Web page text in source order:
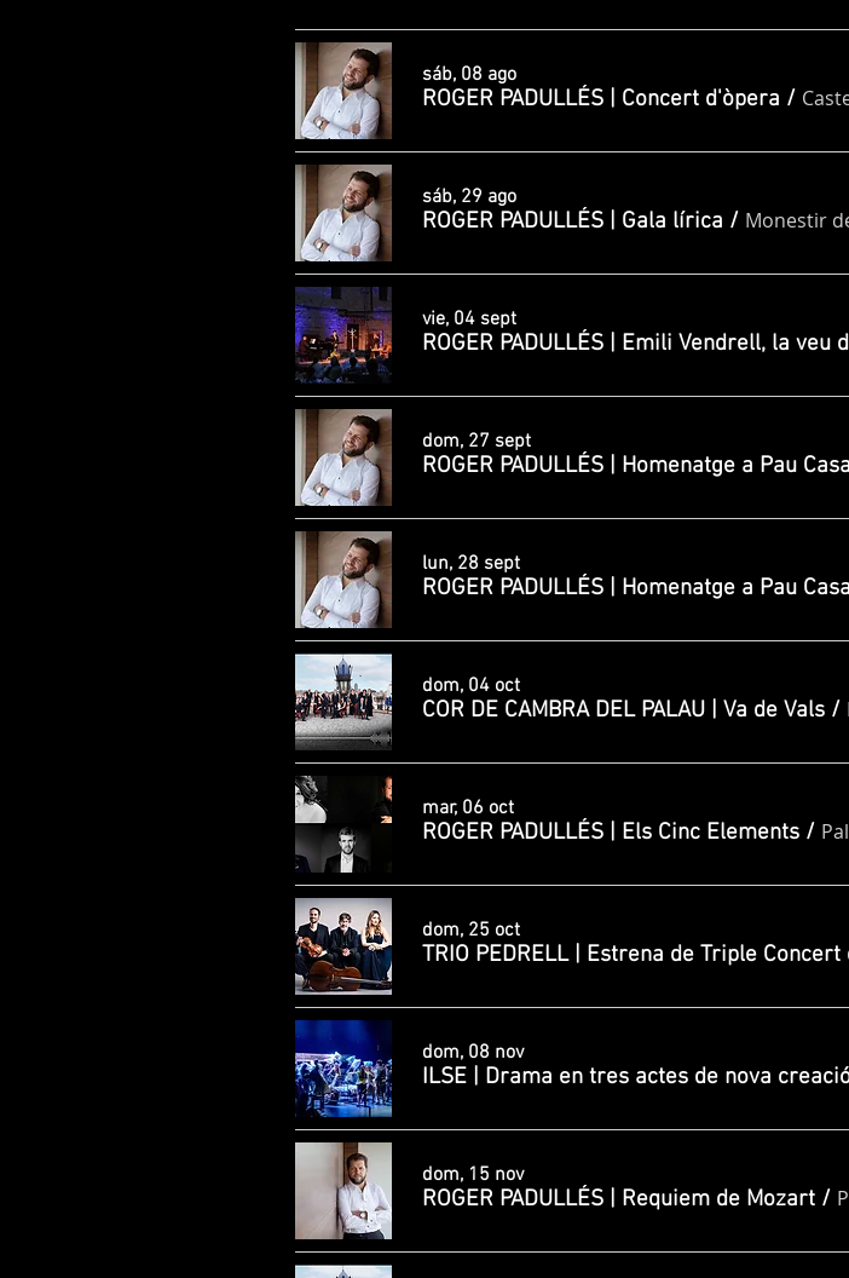
sáb, 08 ago
ROGER PADULLÉS | Concert d'òpera /
sáb, 29 ago
ROGER PADULLÉS | Gala lírica / Monestir
vie, 04 sept
ROGER PADULLÉS | Emili Vendrell, la veu
dom, 27 sept
ROGER PADULLÉS | Homenatge a Pau
lun, 28 sept
ROGER PADULLÉS | Homenatge a Pau
dom, 04 oct
COR DE CAMBRA DEL PALAU | Va de Vals /
mar, 06 oct
ROGER PADULLÉS | Els Cinc Elements /
dom, 25 oct
TRIO PEDRELL | Estrena de Triple
dom, 08 nov
ILSE | Drama en tres actes de nova
dom, 15 nov
ROGER PADULLÉS | Requiem de Mozart /